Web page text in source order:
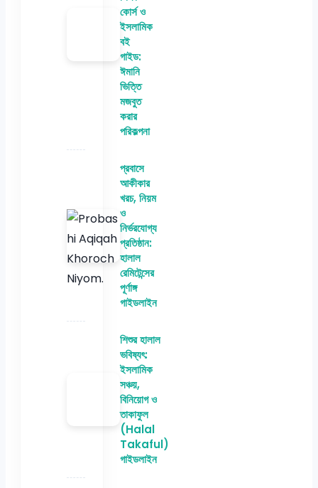
কোর্স ও
ইসলামিক
বই
গাইড:
ঈমানি
ভিত্তি
মজবুত
করার
পরিকল্পনা
প্রবাসে
আকীকার
খরচ, নিয়ম
ও
নির্ভরযোগ্য
প্রতিষ্ঠান:
হালাল
রেমিটেন্সের
পূর্ণাঙ্গ
গাইডলাইন
শিশুর হালাল
ভবিষ্যৎ:
ইসলামিক
সঞ্চয়,
বিনিয়োগ ও
তাকাফুল
(Halal
Takaful)
গাইডলাইন